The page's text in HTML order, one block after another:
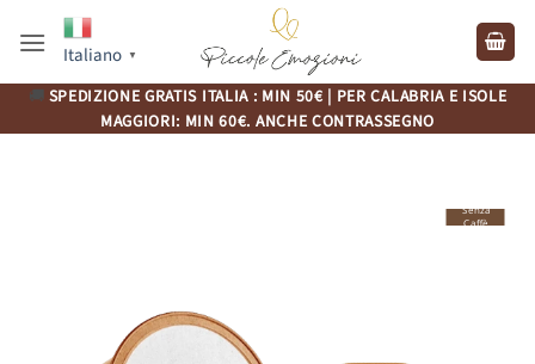
Italiano ▼
🚚 SPEDIZIONE GRATIS ITALIA : MIN 50€ | PER CALABRIA E ISOLE
MAGGIORI: MIN 60€. ANCHE CONTRASSEGNO
Senza
Caffè